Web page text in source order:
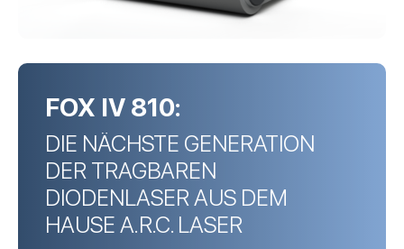
FOX IV 810:
DIE NÄCHSTE GENERATION
DER TRAGBAREN
DIODENLASER AUS DEM
HAUSE A.R.C. LASER